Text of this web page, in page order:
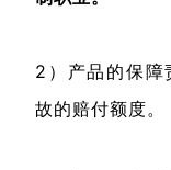
2）产品的保障
故的赔付额度。